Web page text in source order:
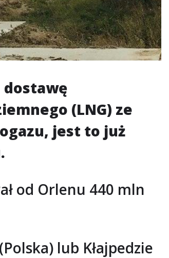
dostawę
(LNG) ze
jest to już
od Orlenu 440 mln
lub Kłajpedzie